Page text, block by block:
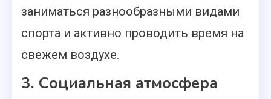
заниматься разнообразными видами
спорта и активно проводить время на
свежем воздухе.
3. Социальная атмосфера